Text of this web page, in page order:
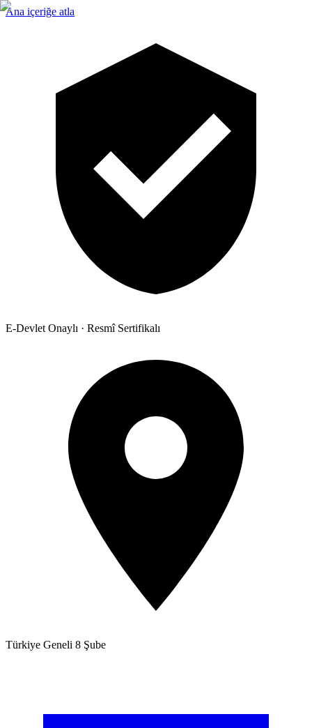
Ana içeriğe atla
E-Devlet Onaylı · Resmî Sertifikalı
Türkiye Geneli 8 Şube